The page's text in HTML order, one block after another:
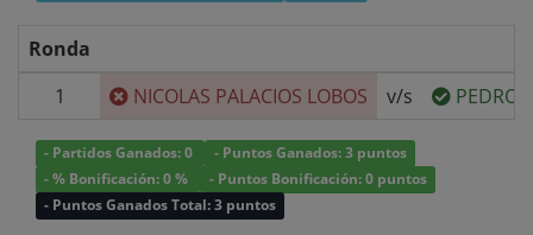
Ronda
1
NICOLAS PALACIOS LOBOS v/s PEDRO
- Partidos Ganados: 0
- Puntos Ganados: 3 puntos
- % Bonificación: 0 %
- Puntos Bonificación: 0 puntos
- Puntos Ganados Total: 3 puntos